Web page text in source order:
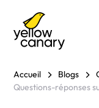
Accueil Blogs
Questions-réponses